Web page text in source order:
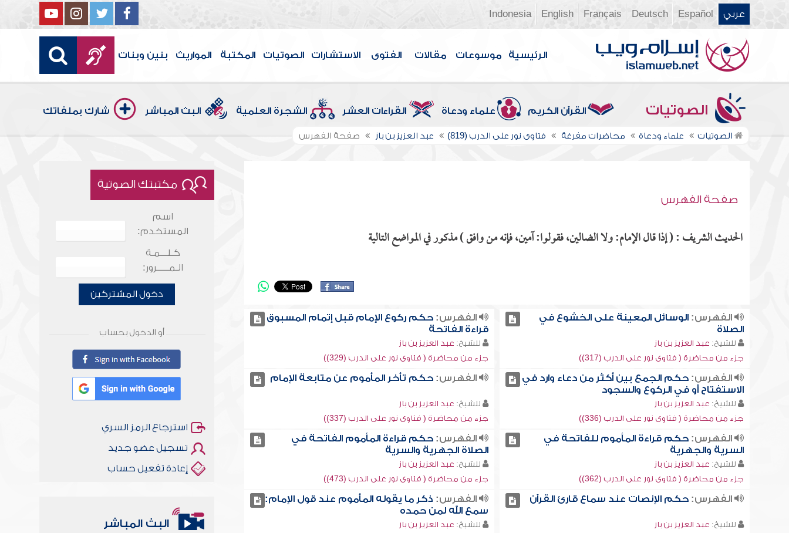
عربي Español
Deutsch
Français
English
Indonesia
الرئيسية موسوعات مقالات الفتوى الاستشارات الصوتيات المكتبة المواريث بنين وبنات
الصوتيات القرآن الكريم علماء ودعاة القراءات العشر الشجرة العلمية البث المباشر شارك بملفاتك
الصوتيات علماء ودعاة محاضرات مفرغة فتاوى نور على الدرب (819) عبد العزيز بن باز صفحة الفهرس
صفحة الفهرس
الحديث الشريف : ( إذا قال الإمام: ولا الضالين، فقولوا: آمين، فإنه من وافق ) مذكور في المواضع التالية
الفهرس:الوسائل المعينة على الخشوع في
الصلاة
للشيخ: عبد العزيز بن باز
جزء من محاضرة ( فتاوى نور على الدرب (317))
الفهرس: حكم ركوع الإمام قبل إتمام المسبوق
قراءة الفاتحة
للشيخ: عبد العزيز بن باز
جزء من محاضرة ( فتاوى نور على الدرب (329))
الفهرس:حكم الجمع بين أكثر من دعاء وارد في
الاستفتاح أو في الركوع والسجود
للشيخ: عبد العزيز بن باز
جزء من محاضرة ( فتاوى نور على الدرب (336))
الفهرس: حكم تأخر المأموم عن متابعة الإمام
للشيخ: عبد العزيز بن باز
جزء من محاضرة ( فتاوى نور على الدرب (337))
الفهرس:حكم قراءة المأموم للفاتحة في
السرية والجهرية
للشيخ: عبد العزيز بن باز
جزء من محاضرة ( فتاوى نور على الدرب (362))
الفهرس: حكم قراءة المأموم الفاتحة في
الصلاة الجهرية والسرية
للشيخ: عبد العزيز بن باز
جزء من محاضرة ( فتاوى نور على الدرب (473))
الفهرس:حكم الإنصات عند سماع قارئ القرآن
للشيخ: عبد العزيز بن باز
الفهرس: ذكر ما يقوله المأموم عند قول الإمام:
سمع الله لمن حمده
للشيخ: عبد العزيز بن باز
مكتبتك الصوتية
اسم
المستخدم:
كـلـــمـة
الـمـــــرور:
دخول المشتركين
أو الدخول بحساب
استرجاع الرمز السري
تسجيل عضو جديد
إعادة تفعيل حساب
البث المباشر